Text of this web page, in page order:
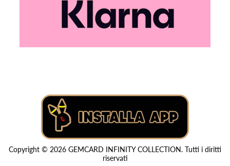
Copyright © 2026 GEMCARD INFINITY COLLECTION. Tutti i diritti
riservati